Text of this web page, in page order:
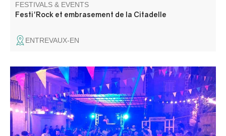
FESTIVALS & EVENTS
Festi'Rock et embrasement de la Citadelle
ENTREVAUX-EN
C'est la Fête au village